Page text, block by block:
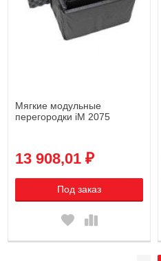
Мягкие модульные
перегородки iM 2075
13 908,01 ₽
Под заказ